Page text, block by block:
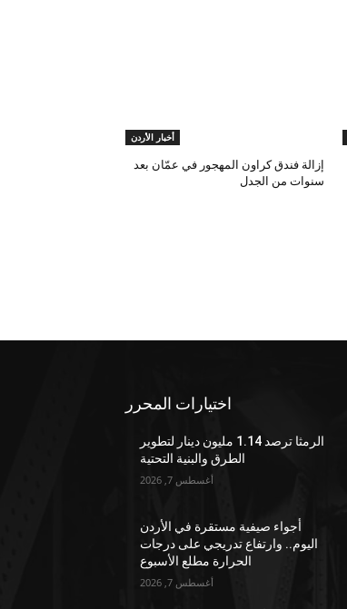
أخبار الأردن
إزالة فندق كراون المهجور في عمّان بعد
سنوات من الجدل
اختيارات المحرر
الرمثا ترصد 1.14 مليون دينار لتطوير
الطرق والبنية التحتية
أغسطس 7, 2026
أجواء صيفية مستقرة في الأردن
اليوم.. وارتفاع تدريجي على درجات
الحرارة مطلع الأسبوع
أغسطس 7, 2026